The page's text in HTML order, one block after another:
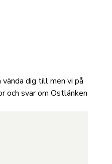
dig till men vi på
och svar om Ostlänken